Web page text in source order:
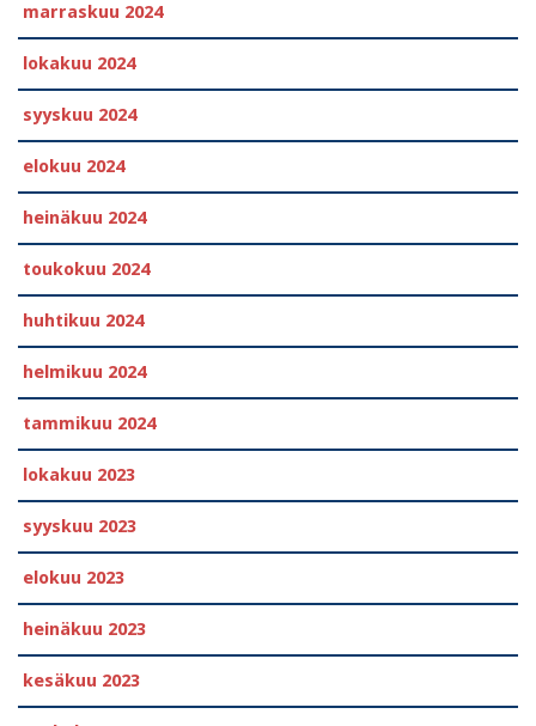
marraskuu 2024
lokakuu 2024
syyskuu 2024
elokuu 2024
heinäkuu 2024
toukokuu 2024
huhtikuu 2024
helmikuu 2024
tammikuu 2024
lokakuu 2023
syyskuu 2023
elokuu 2023
heinäkuu 2023
kesäkuu 2023